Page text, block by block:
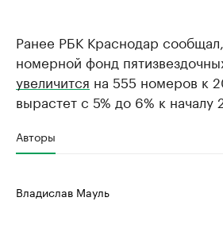
Ранее РБК Краснодар
номерной фонд
увеличится на 555 номеров к
вырастет с 5% до 6% к началу
Авторы
Владислав Мауль